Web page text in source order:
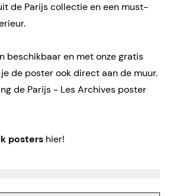
de Parijs collectie en een must-
beschikbaar en met onze gratis
de poster ook direct aan de muur.
de Parijs - Les Archives poster
posters hier!